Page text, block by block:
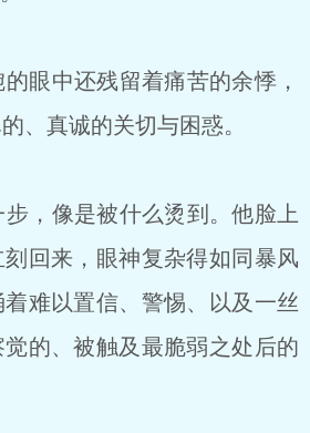
眼中还残留着痛苦的余悸，
、真诚的关切与困惑。
，像是被什么烫到。他脸上
回来，眼神复杂得如同暴风
难以置信、警惕、以及一丝
的、被触及最脆弱之处后的